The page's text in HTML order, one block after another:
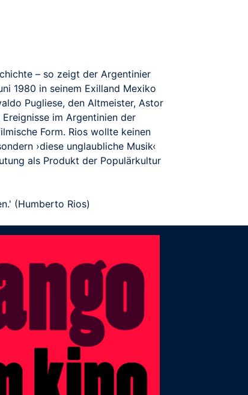
– so zeigt der Argentinier
1980 in seinem Exilland Mexiko
Pugliese, den Altmeister, Astor
im Argentinien der
Form. Rios wollte keinen
›diese unglaubliche Musik‹
als Produkt der Populärkultur
(Humberto Rios)